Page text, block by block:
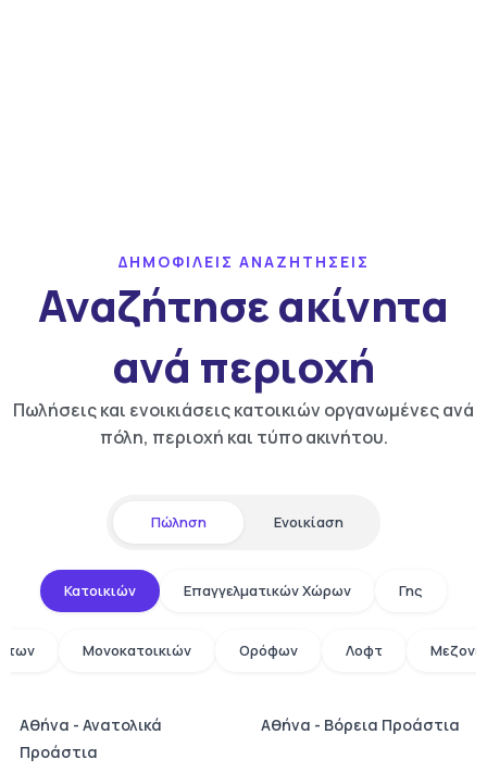
ΔΗΜΟΦΙΛΕΙΣ ΑΝΑΖΗΤΗΣΕΙΣ
Αναζήτησε ακίνητα
ανά περιοχή
Πωλήσεις και ενοικιάσεις κατοικιών οργανωμένες ανά
πόλη, περιοχή και τύπο ακινήτου.
Πώληση Ενοικίαση
Κατοικιών Επαγγελματικών Χώρων Γης
Μονοκατοικιών Ορόφων Λοφτ
Αθήνα - Ανατολικά
Προάστια
Αθήνα - Βόρεια Προάστια